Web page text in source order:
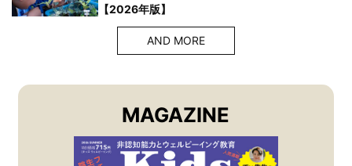
【2026年版】
AND MORE
MAGAZINE